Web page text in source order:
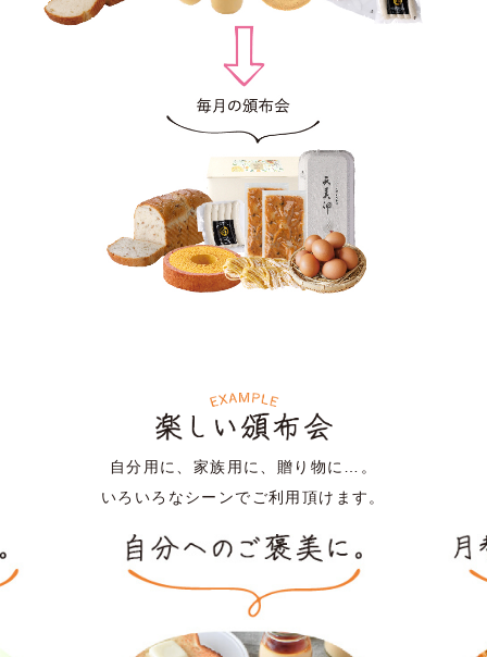
自分用に、家族用に、贈り物に…。
いろいろなシーンでご利用頂けます。